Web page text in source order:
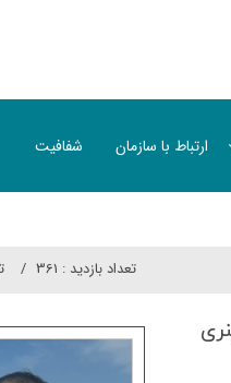
ارتباط با سازمان شفافیت
تعداد بازدید : 361